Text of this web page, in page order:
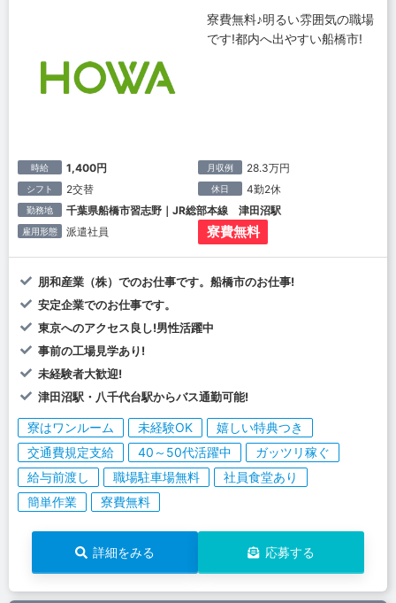
寮費無料♪明るい雰囲気の職場
です!都内へ出やすい船橋市!
時給 1,400円 月収例 28.3万円
シフト 2交替 休日 4勤2休
勤務地 千葉県船橋市習志野｜JR総部本線 津田沼駅
雇用形態 派遣社員 寮費無料
朋和産業（株）でのお仕事です。船橋市のお仕事!
安定企業でのお仕事です。
東京へのアクセス良し!男性活躍中
事前の工場見学あり!
未経験者大歓迎!
津田沼駅・八千代台駅からバス通勤可能!
寮はワンルーム 未経験OK
嬉しい特典つき
交通費規定支給
40～50代活躍中
ガッツリ稼ぐ
給与前渡し
職場駐車場無料
社員食堂あり
簡単作業
寮費無料
詳細をみる 応募する